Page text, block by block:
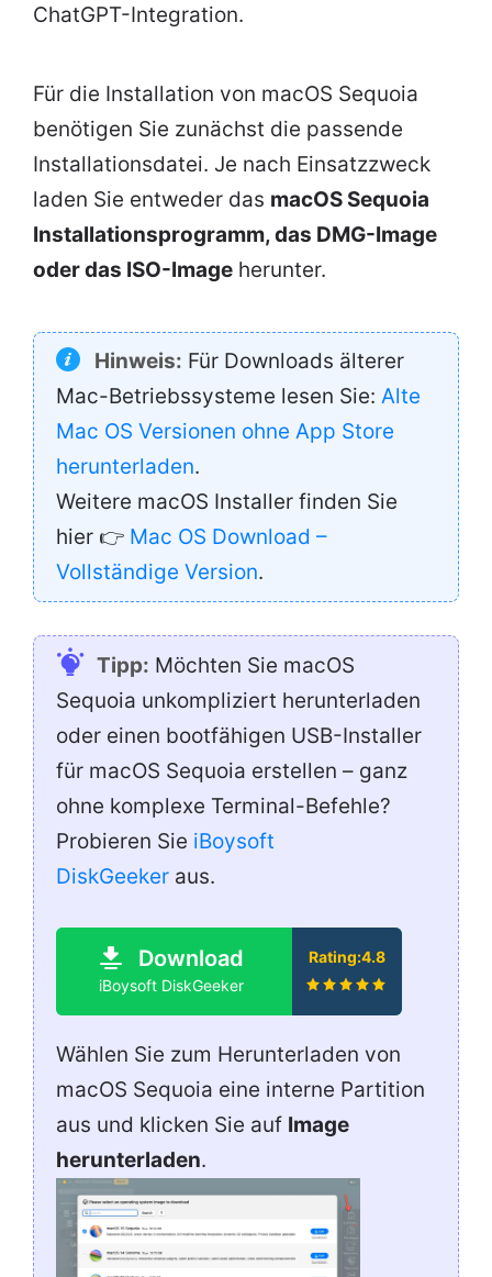
ChatGPT-Integration.
Für die Installation von macOS Sequoia
benötigen Sie zunächst die passende
Installationsdatei. Je nach Einsatzzweck
laden Sie entweder das macOS Sequoia
Installationsprogramm, das DMG-Image
oder das ISO-Image herunter.
Hinweis: Für Downloads älterer
Mac-Betriebssysteme lesen Sie: Alte
Mac OS Versionen ohne App Store
herunterladen.
Weitere macOS Installer finden Sie
hier 👉 Mac OS Download –
Vollständige Version.
Tipp: Möchten Sie macOS
Sequoia unkompliziert herunterladen
oder einen bootfähigen USB-Installer
für macOS Sequoia erstellen – ganz
ohne komplexe Terminal-Befehle?
Probieren Sie iBoysoft
DiskGeeker aus.
Download
iBoysoft DiskGeeker
Rating:4.8
Wählen Sie zum Herunterladen von
macOS Sequoia eine interne Partition
aus und klicken Sie auf Image
herunterladen.